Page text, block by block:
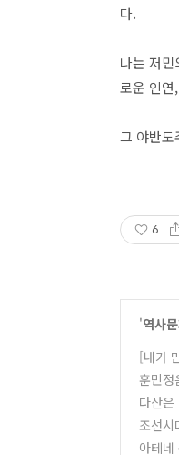
다.
나는 저
로운 인연
그 야반도
6
'역사
[내가
훈민정
다산
조선
아테네